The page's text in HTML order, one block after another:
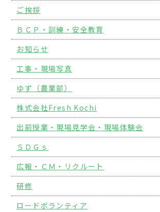
ご挨拶
ＢＣＰ・訓練・安全教育
お知らせ
工事・現場写真
ゆず（農業部）
株式会社Fresh Kochi
出前授業・現場見学会・現場体験会
ＳＤＧｓ
広報・ＣＭ・リクルート
研修
ロードボランティア